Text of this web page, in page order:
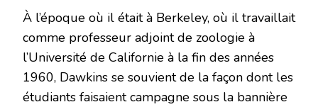
À l’époque où il était à Berkeley, où il travaillait
comme professeur adjoint de zoologie à
l’Université de Californie à la fin des années
1960, Dawkins se souvient de la façon dont les
étudiants faisaient campagne sous la bannière